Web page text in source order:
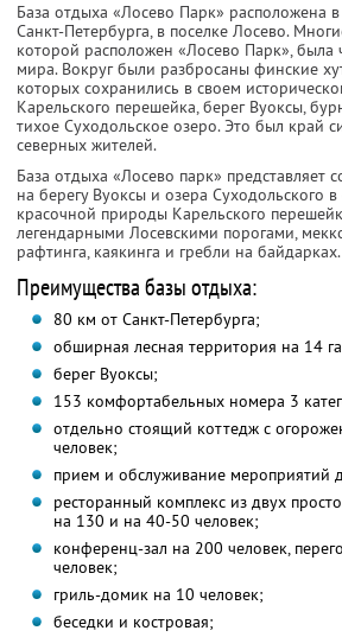
База отдыха «Лосево Парк» расположена
Санкт-Петербурга, в поселке Лосево.
которой расположен «Лосево Парк», была
мира. Вокруг были разбросаны финские
которых сохранились в своем
Карельского перешейка, берег Вуоксы,
тихое Суходольское озеро. Это был край
северных жителей.
База отдыха «Лосево парк» представляет
на берегу Вуоксы и озера Суходольского
красочной природы Карельского
легендарными Лосевскими порогами,
рафтинга, каякинга и гребли на байдарках.
Преимущества базы отдыха:
80 км от Санкт-Петербурга;
обширная лесная территория на 14
берег Вуоксы;
153 комфортабельных номера 3
отдельно стоящий коттедж с
человек;
прием и обслуживание мероприятий
ресторанный комплекс из двух
на 130 и на 40-50 человек;
конференц-зал на 200 человек,
человек;
гриль-домик на 10 человек;
беседки и костровая;